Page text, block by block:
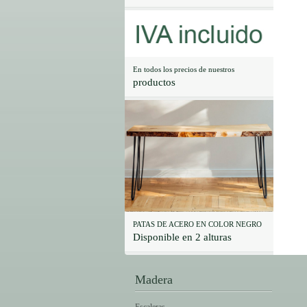
En todos los precios de nuestros
productos
PATAS DE ACERO EN COLOR NEGRO
Disponible en 2 alturas
Madera